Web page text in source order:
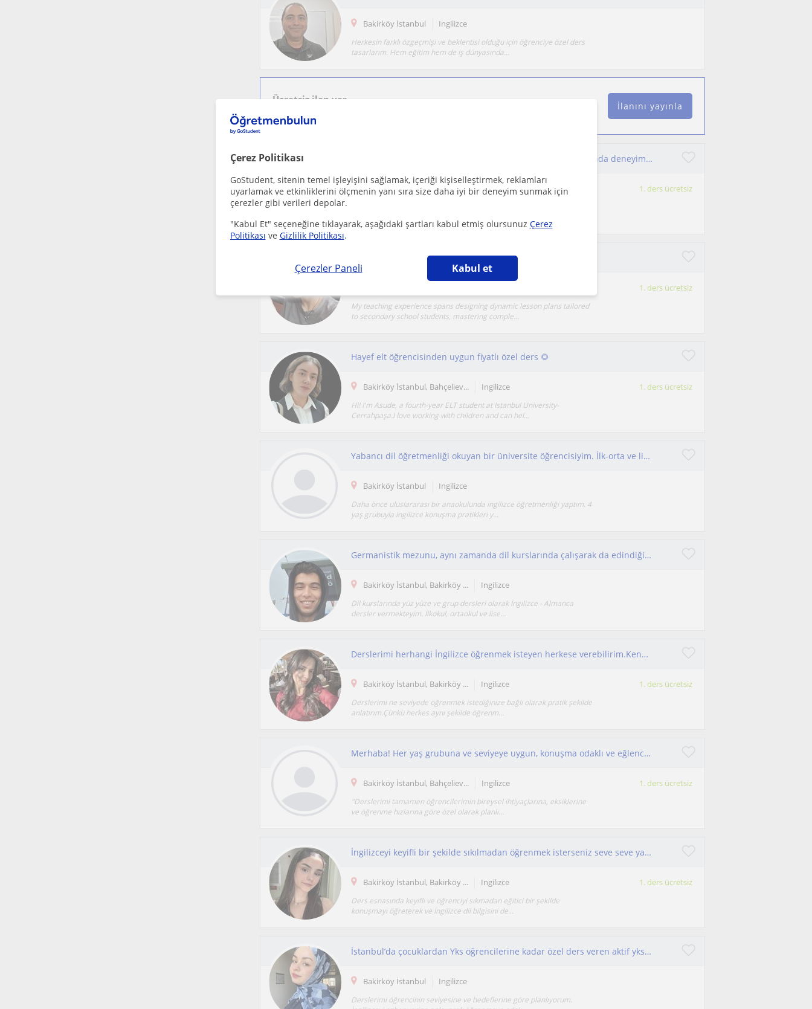
Çerez Politikası
GoStudent, sitenin temel işleyişini sağlamak, içeriği kişiselleştirmek, reklamları
uyarlamak ve etkinliklerini ölçmenin yanı sıra size daha iyi bir deneyim sunmak için
çerezler gibi verileri depolar.
"Kabul Et" seçeneğine tıklayarak, aşağıdaki şartları kabul etmiş olursunuz Çerez
Politikası ve Gizlilik Politikası.
Çerezler Paneli Kabul et
Bakirköy İstanbul Ingilizce
Herkesin farklı özgeçmişi ve beklentisi olduğu için öğrenciye özel ders
tasarlarım. Hem eğitim hem de iş dünyasında...
Ücretsiz ilan ver
Ücretsiz bir ilan ver ve öğretmenlerin seninle iletişime geçmesini sağla
İlanını yayınla
Anaokulu/İlkokul/Ortaokul için İngilizce öğretmenliği. Bu alanda deneyimim yok ama kendime güveniyorum
Bakirköy İstanbul, Bakirköy ... Ingilizce 1. ders ücretsiz
Her Yaştan ve Her Seviyeden Öğrenciye İngilizce Dersi
1. ders ücretsiz
My teaching experience spans designing dynamic lesson plans tailored
to secondary school students, mastering comple...
Hayef elt öğrencisinden uygun fiyatlı özel ders 🌻
Bakirköy İstanbul, Bahçeliev... Ingilizce 1. ders ücretsiz
Hi! I'm Asude, a fourth-year ELT student at Istanbul University-
Cerrahpaşa.I love working with children and can hel...
Yabancı dil öğretmenliği okuyan bir üniversite öğrencisiyim. İlk-orta ve lise öğrencilerine ders verebilirim.
Bakirköy İstanbul Ingilizce
Daha önce uluslararası bir anaokulunda ingilizce öğretmenliği yaptım. 4
yaş grubuyla ingilizce konuşma pratikleri y...
Germanistik mezunu, aynı zamanda dil kurslarında çalışarak da edindiğim tecrübelerimle A1'den B2 seviyelerine İngilizce eğitimi.
Bakirköy İstanbul, Bakirköy ... Ingilizce
Dil kurslarında yüz yüze ve grup dersleri olarak İngilizce - Almanca
dersler vermekteyim. İlkokul, ortaokul ve lise...
Derslerimi herhangi İngilizce öğrenmek isteyen herkese verebilirim.Kendimi herkese açık sosyal ve rahat olcağınız biriyim
Bakirköy İstanbul, Bakirköy ... Ingilizce 1. ders ücretsiz
Derslerimi ne seviyede öğrenmek istediğinize bağlı olarak pratik şekilde
anlatırım.Çünkü herkes aynı şekilde öğrenm...
Merhaba! Her yaş grubuna ve seviyeye uygun, konuşma odaklı ve eğlenceli yöntemlerle İngilizce öğreten deneyimli bir öğretmenim.
Bakirköy İstanbul, Bahçeliev... Ingilizce 1. ders ücretsiz
"Derslerimi tamamen öğrencilerimin bireysel ihtiyaçlarına, eksiklerine
ve öğrenme hızlarına göre özel olarak planlı...
İngilizceyi keyifli bir şekilde sıkılmadan öğrenmek isterseniz seve seve yardımcı olabilirim
Bakirköy İstanbul, Bakirköy ... Ingilizce 1. ders ücretsiz
Ders esnasında keyifli ve öğrenciyi sıkmadan eğitici bir şekilde
konuşmayı öğreterek ve İngilizce dil bilgisini de...
İstanbul’da çocuklardan Yks öğrencilerine kadar özel ders veren aktif yks koçluğu yapan YTÜ-ELT programı öğrencisi
Bakirköy İstanbul Ingilizce
Derslerimi öğrencinin seviyesine ve hedeflerine göre planlıyorum.